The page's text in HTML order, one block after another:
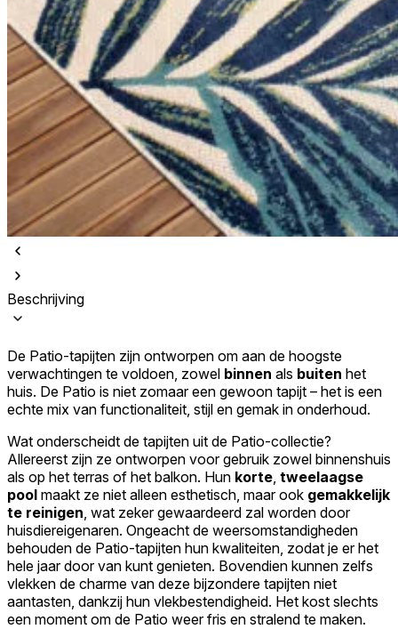
Beschrijving
De Patio-tapijten zijn ontworpen om aan de hoogste
verwachtingen te voldoen, zowel binnen als buiten het
huis. De Patio is niet zomaar een gewoon tapijt – het is een
echte mix van functionaliteit, stijl en gemak in onderhoud.
Wat onderscheidt de tapijten uit de Patio-collectie?
Allereerst zijn ze ontworpen voor gebruik zowel binnenshuis
als op het terras of het balkon. Hun korte tweelaagse
pool maakt ze niet alleen esthetisch, maar ook gemakkelijk
te reinigen , wat zeker gewaardeerd zal worden door
huisdiereigenaren. Ongeacht de weersomstandigheden
behouden de Patio-tapijten hun kwaliteiten, zodat je er het
hele jaar door van kunt genieten. Bovendien kunnen zelfs
vlekken de charme van deze bijzondere tapijten niet
aantasten, dankzij hun vlekbestendigheid. Het kost slechts
een moment om de Patio weer fris en stralend te maken.